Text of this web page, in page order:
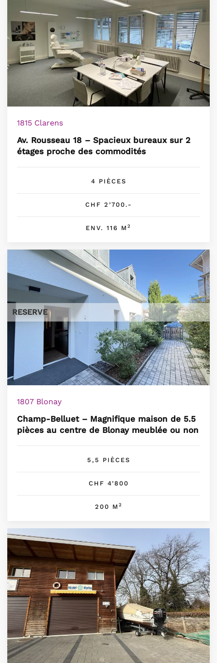
1815 Clarens
Av. Rousseau 18 – Spacieux bureaux sur 2
étages proche des commodités
4 PIÈCES
CHF 2’700.-
ENV. 116 M 2
1807 Blonay
Champ-Belluet – Magnifique maison de 5.5
pièces au centre de Blonay meublée ou non
5,5 PIÈCES
CHF 4’800
200 M 2
RESERVE